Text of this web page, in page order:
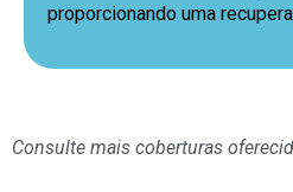
proporcionando uma
Consulte mais coberturas